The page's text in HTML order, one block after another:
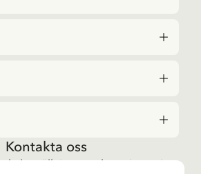
jag accepterar